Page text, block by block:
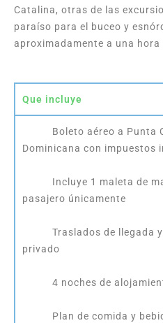
Catalina, otras de las
paraíso para el buceo y
aproximadamente a una hora
Que incluye
Boleto aéreo a Punta
Dominicana con impuestos
Incluye 1 maleta de
pasajero únicamente
Traslados de llegada
privado
4 noches de
Plan de comida y